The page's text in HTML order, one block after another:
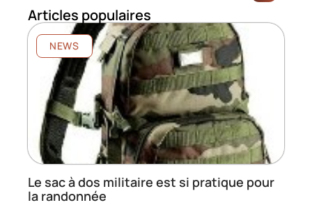
Articles populaires
NEWS
Le sac à dos militaire est si pratique pour
la randonnée